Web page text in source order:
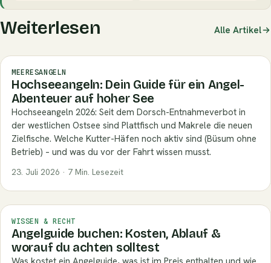
Weiterlesen Alle Artikel
MEERESANGELN
Hochseeangeln: Dein Guide für ein Angel-
Abenteuer auf hoher See
Hochseeangeln 2026: Seit dem Dorsch-Entnahmeverbot in
der westlichen Ostsee sind Plattfisch und Makrele die neuen
Zielfische. Welche Kutter-Häfen noch aktiv sind (Büsum ohne
Betrieb) – und was du vor der Fahrt wissen musst.
23. Juli 2026 · 7 Min. Lesezeit
WISSEN & RECHT
Angelguide buchen: Kosten, Ablauf &
worauf du achten solltest